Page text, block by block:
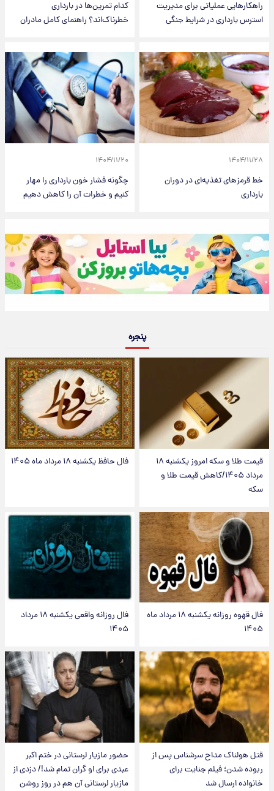
راهکارهایی عملیاتی برای مدیریت
استرس بارداری در شرایط جنگی
کدام تمرین‌ها در بارداری
خطرناک‌اند؟ راهنمای کامل مادران
۱۴۰۴/۱۱/۲۸
خط قرمزهای تغذیه‌ای در دوران
بارداری
۱۴۰۴/۱۱/۲۰
چگونه فشار خون بارداری را مهار
کنیم و خطرات آن را کاهش دهیم
پنجره
قیمت طلا و سکه امروز یکشنبه ۱۸
مرداد ۱۴۰۵/کاهش قیمت طلا و
سکه
فال حافظ یکشنبه ۱۸ مرداد ماه ۱۴۰۵
فال قهوه روزانه یکشنبه ۱۸ مرداد ماه
۱۴۰۵
فال روزانه واقعی یکشنبه ۱۸ مرداد
۱۴۰۵
قتل هولناک مداح سرشناس پس از
ربوده شدن؛ فیلم جنایت برای
خانواده ارسال شد
حضور مازیار لرستانی در ختم اکبر
عبدی برای او گران تمام شد!/ دزدی از
مازیار لرستانی آن هم در روز روشن